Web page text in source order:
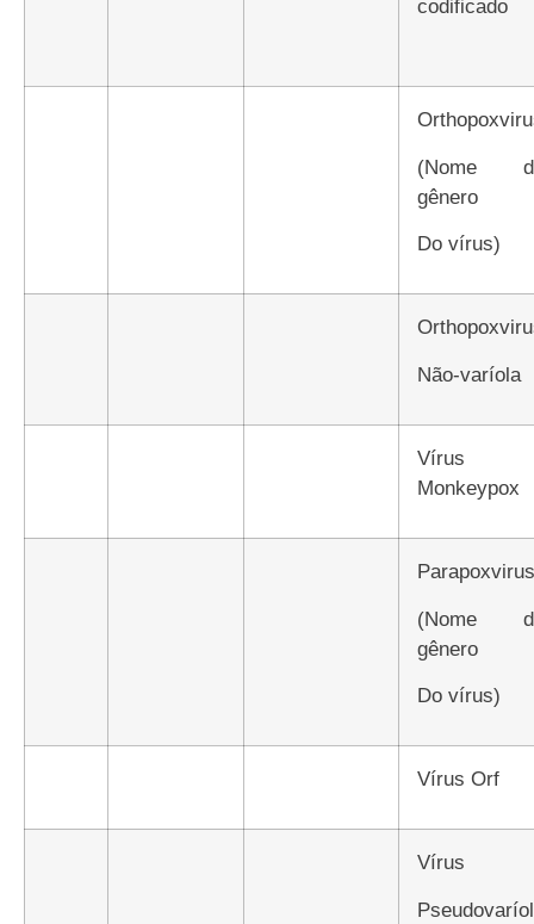
codificado
(nome do
gênero
do vírus)
não-varíola
Vírus
Monkeypox
Parapoxvirus
(nome do
gênero
do vírus)
Vírus Orf
Vírus